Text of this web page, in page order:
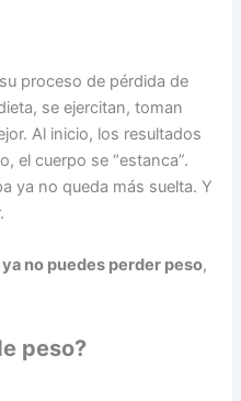
proceso de pérdida de
se ejercitan, toman
Al inicio, los resultados
el cuerpo se “estanca”.
ya no queda más suelta. Y
ya no puedes perder peso,
peso?